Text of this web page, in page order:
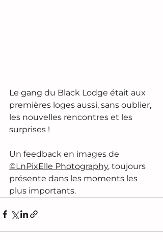
Le gang du Black Lodge était aux
premières loges aussi, sans oublier,
les nouvelles rencontres et les
surprises !
Un feedback en images de
©LnPixElle Photography, toujours
présente dans les moments les
plus importants.